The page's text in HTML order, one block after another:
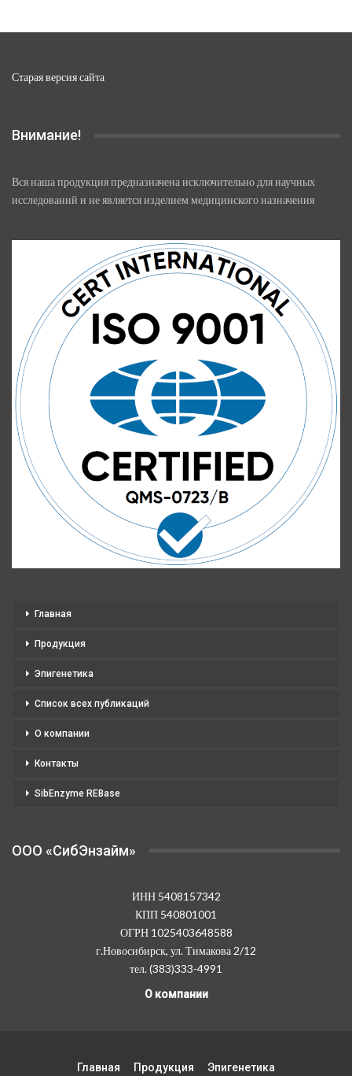
Старая версия сайта
Внимание!
Вся наша продукция предназначена исключительно для научных
исследований и не является изделием медицинского назначения
Главная
Продукция
Эпигенетика
Список всех публикаций
О компании
Контакты
SibEnzyme REBase
OOO «СибЭнзайм»
ИНН 5408157342
КПП 540801001
ОГРН 1025403648588
г.Новосибирск, ул. Тимакова 2/12
тел. (383)333-4991
О компании
Главная Продукция Эпигенетика